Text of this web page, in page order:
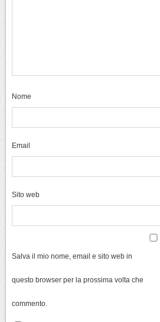
Nome
Email
Sito web
Salva il mio nome, email e sito web in
questo browser per la prossima volta che
commento.